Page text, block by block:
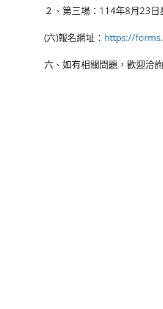
２、第三場：114年8月23
(六)報名網址： https://
六、如有相關問題，歡迎洽